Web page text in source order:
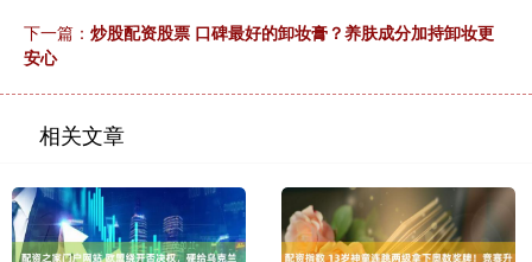
下一篇： 炒股配资股票 口碑最好的卸妆膏？养肤成分加持卸妆更
安心
相关文章